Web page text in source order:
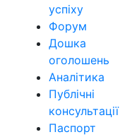
успіху
Форум
Дошка
оголошень
Аналітика
Публічні
консультації
Паспорт